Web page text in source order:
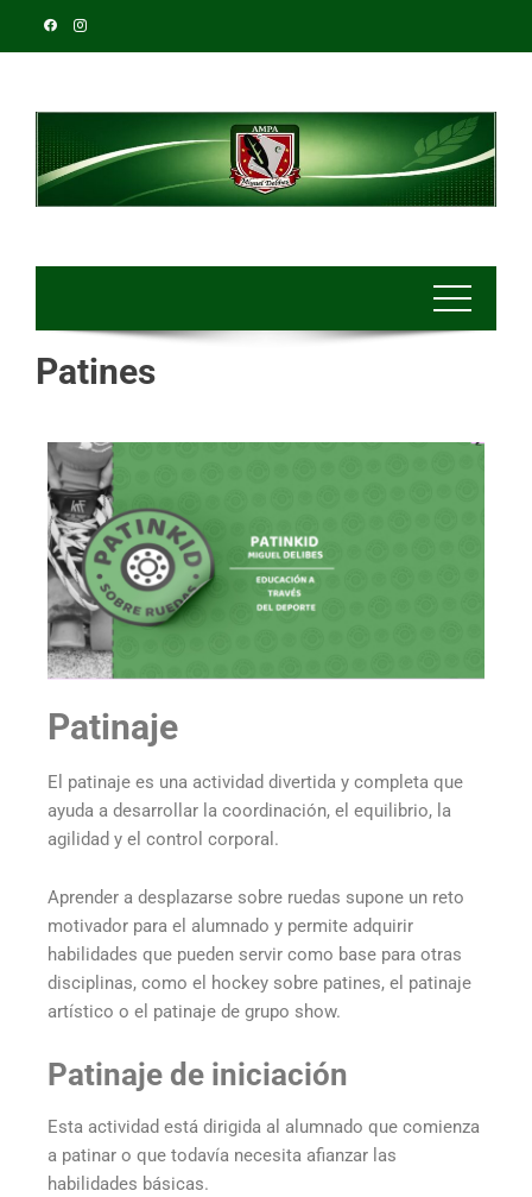
Patines
Patinaje
El patinaje es una actividad divertida y completa que
ayuda a desarrollar la coordinación, el equilibrio, la
agilidad y el control corporal.
Aprender a desplazarse sobre ruedas supone un reto
motivador para el alumnado y permite adquirir
habilidades que pueden servir como base para otras
disciplinas, como el hockey sobre patines, el patinaje
artístico o el patinaje de grupo show.
Patinaje de iniciación
Esta actividad está dirigida al alumnado que comienza
a patinar o que todavía necesita afianzar las
habilidades básicas.